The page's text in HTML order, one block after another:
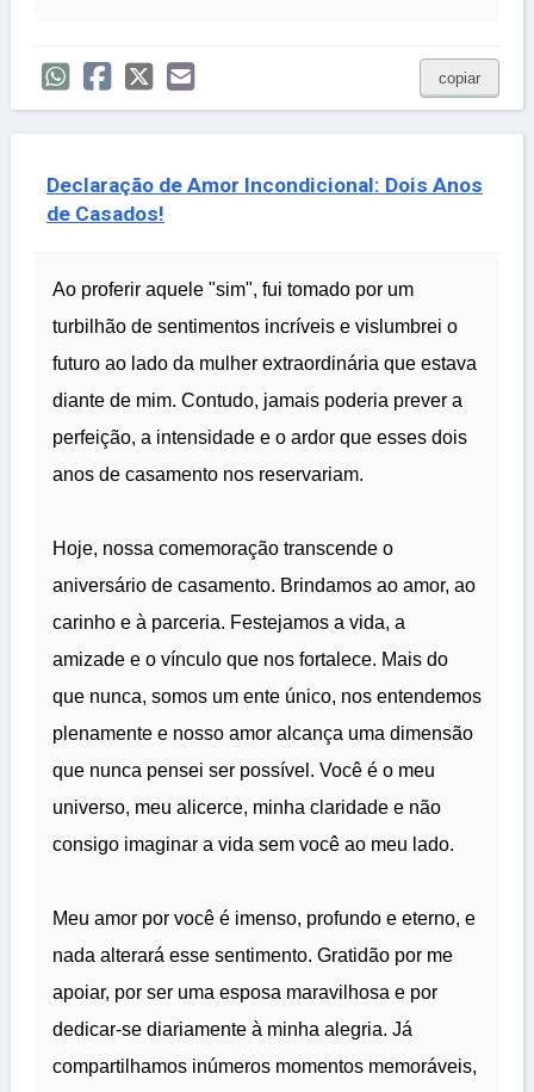
copiar
Declaração de Amor Incondicional: Dois Anos
de Casados!
Ao proferir aquele "sim", fui tomado por um
turbilhão de sentimentos incríveis e vislumbrei o
futuro ao lado da mulher extraordinária que estava
diante de mim. Contudo, jamais poderia prever a
perfeição, a intensidade e o ardor que esses dois
anos de casamento nos reservariam.
Hoje, nossa comemoração transcende o
aniversário de casamento. Brindamos ao amor, ao
carinho e à parceria. Festejamos a vida, a
amizade e o vínculo que nos fortalece. Mais do
que nunca, somos um ente único, nos entendemos
plenamente e nosso amor alcança uma dimensão
que nunca pensei ser possível. Você é o meu
universo, meu alicerce, minha claridade e não
consigo imaginar a vida sem você ao meu lado.
Meu amor por você é imenso, profundo e eterno, e
nada alterará esse sentimento. Gratidão por me
apoiar, por ser uma esposa maravilhosa e por
dedicar-se diariamente à minha alegria. Já
compartilhamos inúmeros momentos memoráveis,